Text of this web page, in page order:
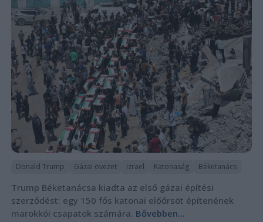
Donald Trump Gázai övezet Izrael Katonaság Béketanács
Trump Béketanácsa kiadta az első gázai építési
szerződést: egy 150 fős katonai előőrsöt építenének
marokkói csapatok számára. Bővebben...